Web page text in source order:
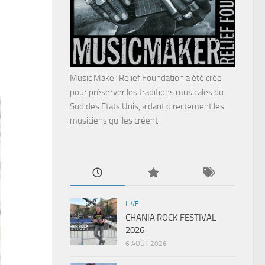
Music Maker Relief Foundation a été crée
pour préserver les traditions musicales du
Sud des Etats Unis, aidant directement les
musiciens qui les créent.
LIVE
CHANIA ROCK FESTIVAL
2026
6 AOÛT 2026